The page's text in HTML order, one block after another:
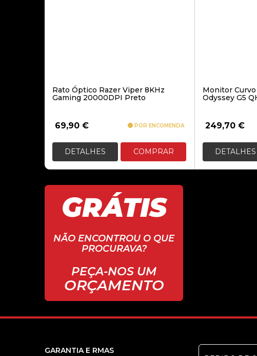
Rato Óptico Razer Viper 8KHz
Gaming 20000DPI Preto
69,90 € POR ENCOMENDA
DETALHES COMPRAR
Monitor Curvo
Odyssey G5
249,70 €
DETALHES
GRÁTIS
NÃO ENCONTROU O QUE
PROCURAVA?
PEÇA-NOS UM
ORÇAMENTO
GARANTIA E RMAS